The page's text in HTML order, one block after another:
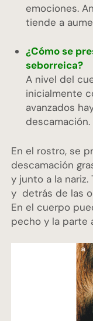
emociones.
tiende a
¿Cómo se
seborreica?
A nivel del
inicialmente
avanzados
descamación.
En el rostro, se
descamación
y junto a la
y detrás de las
En el cuerpo
pecho y la parte